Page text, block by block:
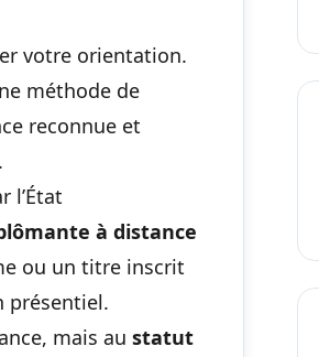
votre orientation.
méthode de
reconnue et
l’État
à distance
ou un titre inscrit
présentiel.
mais au statut